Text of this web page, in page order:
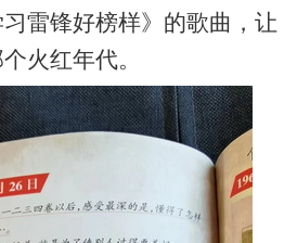
习雷锋好榜样》的歌曲，让
火红年代。